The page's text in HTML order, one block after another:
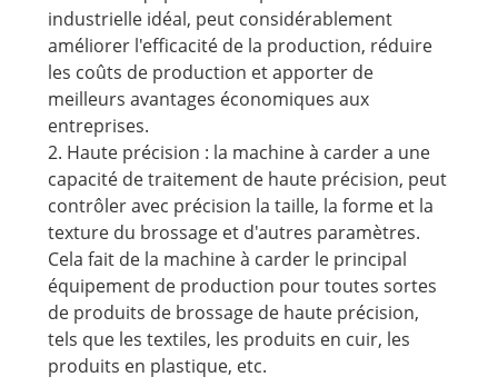
industrielle idéal, peut considérablement
améliorer l'efficacité de la production, réduire
les coûts de production et apporter de
meilleurs avantages économiques aux
entreprises.
2. Haute précision : la machine à carder a une
capacité de traitement de haute précision, peut
contrôler avec précision la taille, la forme et la
texture du brossage et d'autres paramètres.
Cela fait de la machine à carder le principal
équipement de production pour toutes sortes
de produits de brossage de haute précision,
tels que les textiles, les produits en cuir, les
produits en plastique, etc.